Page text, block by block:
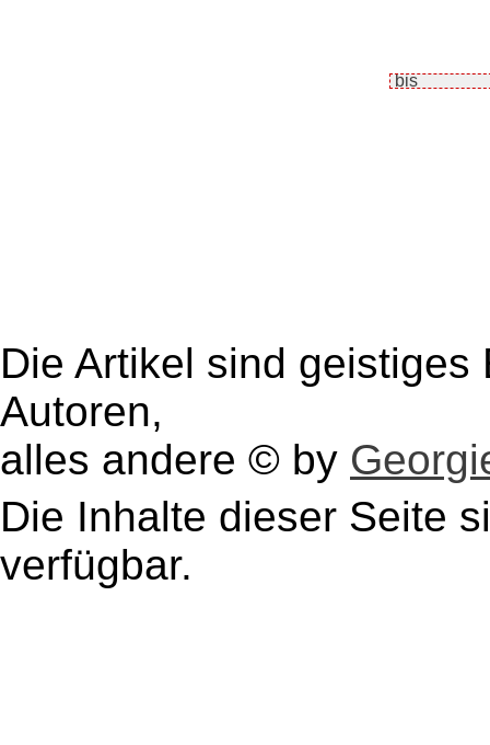
Die Artikel sind
Autoren,
alles andere © by
Die Inhalte dieser Seite
verfügbar.